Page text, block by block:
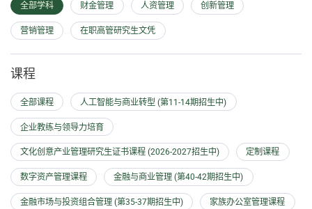
全部学科 财金管理 人资管理 创新管理
营销管理 在职高管研究生文凭
课程
全部课程 人工智能与商业转型 (第11-14期招生中)
企业教练与领导力培育
文化创意产业管理研究生证书课程 (2026-2027招生中) 定制课程
数字资产管理课程 金融与商业管理 (第40-42期招生中)
金融市场与投资组合管理 (第35-37期招生中) 家族办公室管理课程